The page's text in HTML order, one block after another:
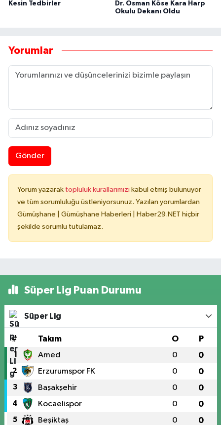
Kesin Tedbirler
Dr. Osman Köse Kara Harp
Okulu Dekanı Oldu
Yorumlar
Gönder
Yorum yazarak topluluk kurallarımızı kabul etmiş bulunuyor
ve tüm sorumluluğu üstleniyorsunuz. Yazılan yorumlardan
Gümüşhane | Gümüşhane Haberleri | Haber29.NET hiçbir
şekilde sorumlu tutulamaz.
Süper Lig Puan Durumu
Süper Lig
# Takım O P
1 Amed 0 0
2 Erzurumspor FK 0 0
3 Başakşehir 0 0
4 Kocaelispor 0 0
5 Beşiktaş 0 0